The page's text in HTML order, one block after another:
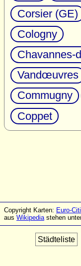
Corsier (GE)
Cologny
Chavannes-
Vandœuvres
Commugny
Coppet
Copyright Karten: Euro-
aus Wikipediastehen
Städteliste